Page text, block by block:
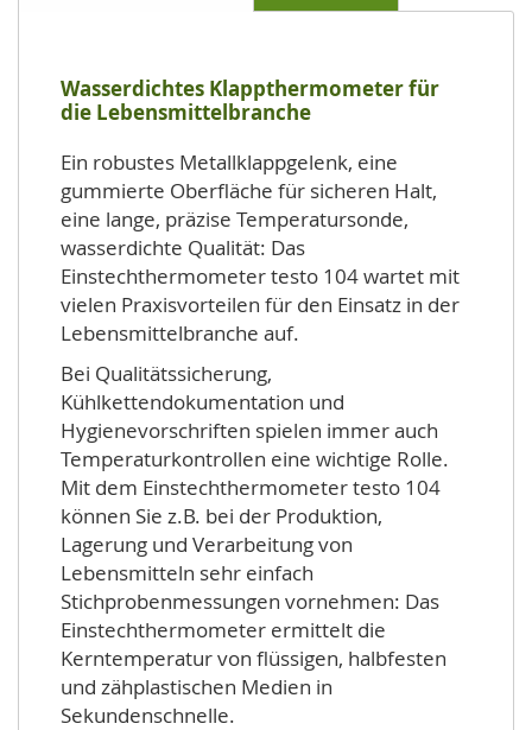
Wasserdichtes Klappthermometer für
die Lebensmittelbranche
Ein robustes Metallklappgelenk, eine
gummierte Oberfläche für sicheren Halt,
eine lange, präzise Temperatursonde,
wasserdichte Qualität: Das
Einstechthermometer testo 104 wartet mit
vielen Praxisvorteilen für den Einsatz in der
Lebensmittelbranche auf.
Bei Qualitätssicherung,
Kühlkettendokumentation und
Hygienevorschriften spielen immer auch
Temperaturkontrollen eine wichtige Rolle.
Mit dem Einstechthermometer testo 104
können Sie z.B. bei der Produktion,
Lagerung und Verarbeitung von
Lebensmitteln sehr einfach
Stichprobenmessungen vornehmen: Das
Einstechthermometer ermittelt die
Kerntemperatur von flüssigen, halbfesten
und zähplastischen Medien in
Sekundenschnelle.